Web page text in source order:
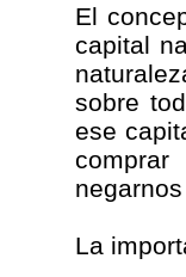
El
capital
sobre
ese
La